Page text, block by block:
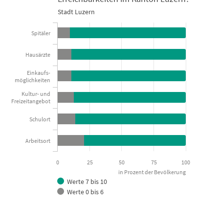
Stadt Luzern
View as data table, Wie zufrieden sind Sie mit folgenden
The chart has 1 X axis displaying categories.
The chart has 1 Y axis displaying in Prozent der Bevölkerung.
in Prozent der Bevölkerung
Stadt Luzern
Werte 7 bis 10
Werte 0 bis 6
0 25 50 75 100
Arbeitsort
Schulort
Kultur- und
Freizeitangebot
Einkaufs-
möglichkeiten
Hausärzte
Spitäler